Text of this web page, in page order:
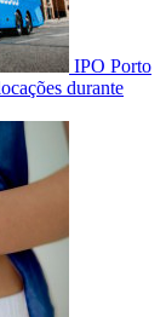
IPO Porto
durante